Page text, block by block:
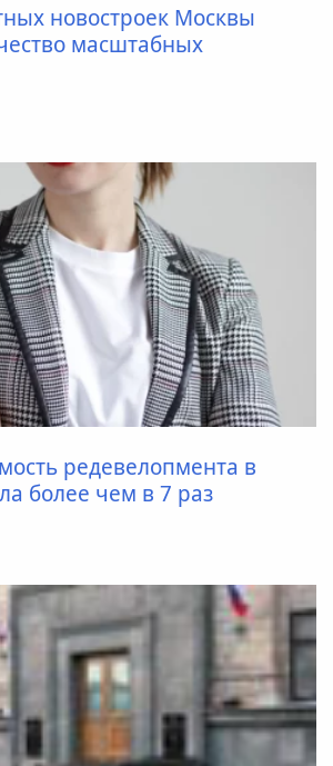
новостроек Москвы
масштабных
редевелопмента в
более чем в 7 раз